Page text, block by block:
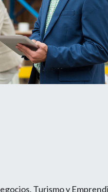
Turismo y